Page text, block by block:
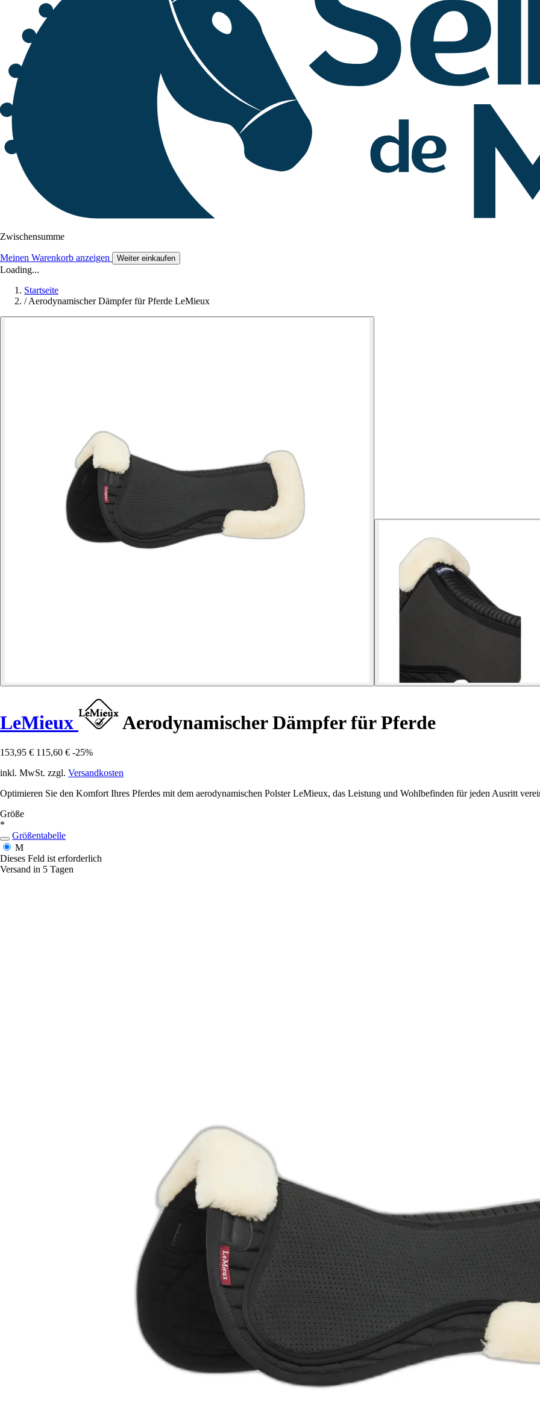
Zwischensumme
Meinen Warenkorb anzeigen Weiter einkaufen
Loading...
Startseite
/ Aerodynamischer Dämpfer für Pferde LeMieux
LeMieux Aerodynamischer Dämpfer für Pferde
153,95 € 115,60 € -25%
inkl. MwSt. zzgl. Versandkosten
Optimieren Sie den Komfort Ihres Pferdes mit dem aerodynamischen Polster LeMieux, das Leistung und Wohlbefinden für jeden Ausritt
Größe
*
Größentabelle
M
Dieses Feld ist erforderlich
Versand in 5 Tagen